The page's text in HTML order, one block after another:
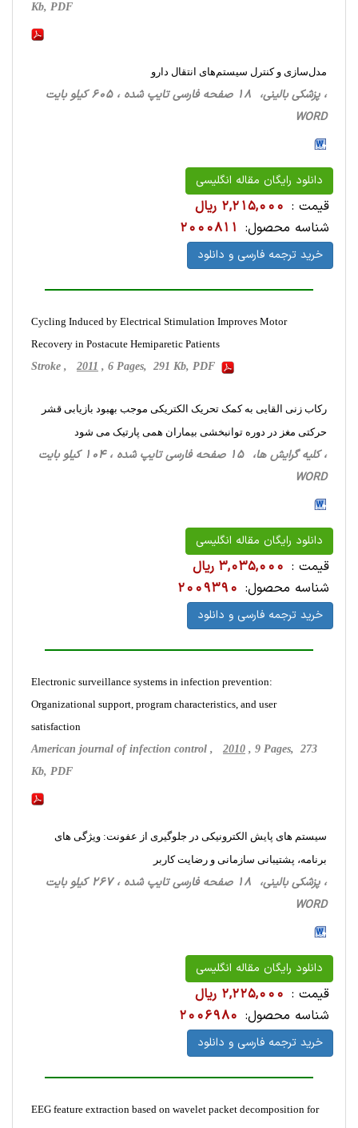
Kb, PDF
مدل‌سازی و کنترل سیستم‌های انتقال دارو
، پزشکی بالینی، 18 صفحه فارسی تایپ شده ، 605 کیلو بایت
WORD
دانلود رایگان مقاله انگلیسی
قیمت : 2,215,000 ریال
شناسه محصول: 2000811
خرید ترجمه فارسی و دانلود
Cycling Induced by Electrical Stimulation Improves Motor
Recovery in Postacute Hemiparetic Patients
Stroke , 2011 , 6 Pages, 291 Kb, PDF
رکاب زنی القایی به کمک تحریک الکتریکی موجب بهبود بازیابی قشر
حرکتی مغز در دوره توانبخشی بیماران همی پارتیک می شود
، کلیه گرایش ها، 15 صفحه فارسی تایپ شده ، 104 کیلو بایت
WORD
دانلود رایگان مقاله انگلیسی
قیمت : 3,035,000 ریال
شناسه محصول: 2009390
خرید ترجمه فارسی و دانلود
Electronic surveillance systems in infection prevention:
Organizational support, program characteristics, and user
satisfaction
American journal of infection control , 2010 , 9 Pages, 273
Kb, PDF
سیستم های پایش الکترونیکی در جلوگیری از عفونت: ویژگی های
برنامه، پشتیبانی سازمانی و رضایت کاربر
، پزشکی بالینی، 18 صفحه فارسی تایپ شده ، 267 کیلو بایت
WORD
دانلود رایگان مقاله انگلیسی
قیمت : 2,225,000 ریال
شناسه محصول: 2006980
خرید ترجمه فارسی و دانلود
EEG feature extraction based on wavelet packet decomposition for